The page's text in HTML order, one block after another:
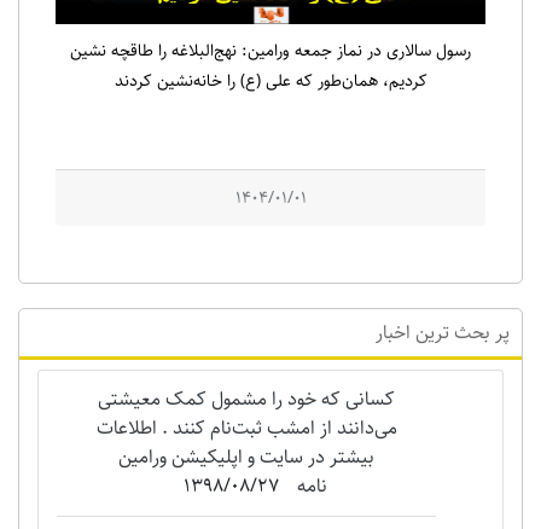
رسول سالاری در نماز جمعه ورامین: نهج‌البلاغه را طاقچه نشین
کردیم، همان‌طور که علی (ع) را خانه‌نشین کردند
1404/01/01
پر بحث ترین اخبار
کسانی که خود را مشمول کمک معیشتی
می‌دانند از امشب ثبت‌نام کنند . اطلاعات
بیشتر در سایت و اپلیکیشن ورامین
نامه 1398/08/27